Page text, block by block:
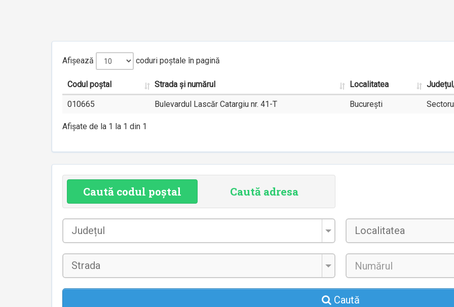
Afișează coduri poștale în pagină
Codul poștal Strada și numărul Localitatea
010665 Bulevardul Lascăr Catargiu nr. 41-T București
Afișate de la 1 la 1 din 1
Caută codul poștal Caută adresa
Caută